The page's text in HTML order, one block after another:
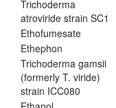
Trichoderma
atroviride strain SC1
Ethofumesate
Ethephon
Trichoderma gamsii
(formerly T. viride)
strain ICC080